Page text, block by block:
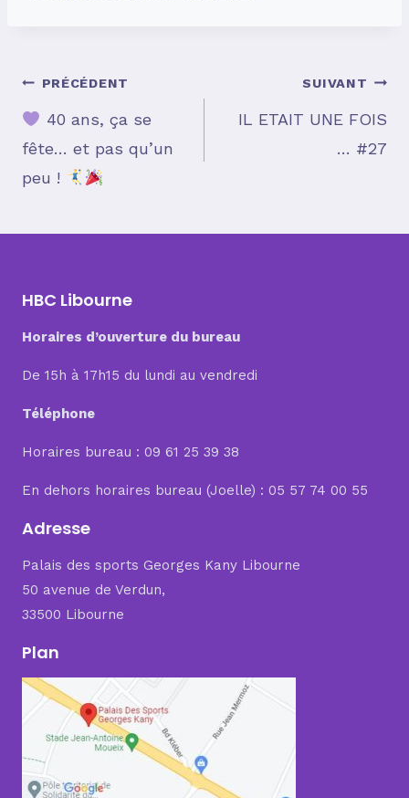
Navigation
de
PRÉCÉDENT
40 ans, ça se
fête… et pas qu’un
peu !
SUIVANT
IL ETAIT UNE FOIS
… #27
HBC Libourne
Horaires d’ouverture du bureau
De 15h à 17h15 du lundi au vendredi
Téléphone
Horaires bureau : 09 61 25 39 38
En dehors horaires bureau (Joelle) : 05 57 74 00 55
Adresse
Palais des sports Georges Kany Libourne
50 avenue de Verdun,
33500 Libourne
Plan